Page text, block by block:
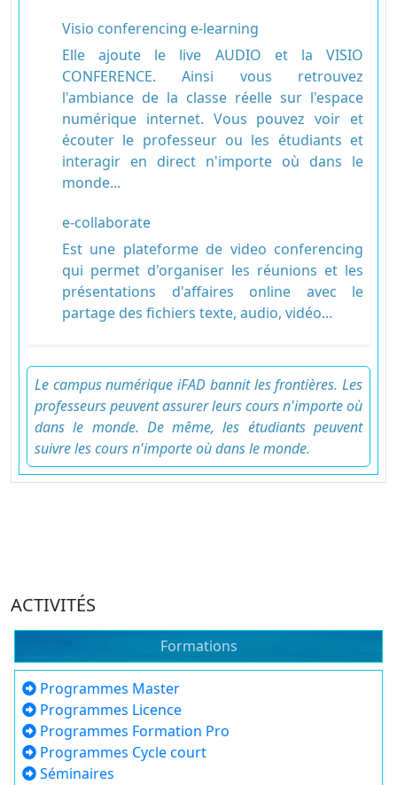
Visio conferencing e-learning
Elle ajoute le live AUDIO et la VISIO
CONFERENCE. Ainsi vous retrouvez
l'ambiance de la classe réelle sur l'espace
numérique internet. Vous pouvez voir et
écouter le professeur ou les étudiants et
interagir en direct n'importe où dans le
monde...
e-collaborate
Est une plateforme de video conferencing
qui permet d'organiser les réunions et les
présentations d'affaires online avec le
partage des fichiers texte, audio, vidéo...
Le campus numérique iFAD bannit les frontières. Les
professeurs peuvent assurer leurs cours n'importe où
dans le monde. De même, les étudiants peuvent
suivre les cours n'importe où dans le monde.
ACTIVITÉS
Formations
Programmes Master
Programmes Licence
Programmes Formation Pro
Programmes Cycle court
Séminaires